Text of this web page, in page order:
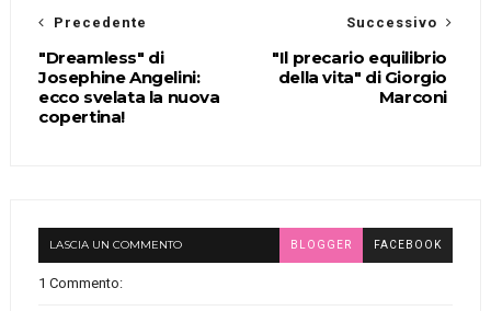
Successivo
"Il precario equilibrio
della vita" di Giorgio
Marconi
Precedente
"Dreamless" di
Josephine Angelini:
ecco svelata la nuova
copertina!
LASCIA UN COMMENTO BLOGGER FACEBOOK
1 Commento: